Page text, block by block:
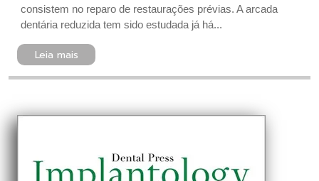
consistem no reparo de restaurações prévias. A arcada
dentária reduzida tem sido estudada já há...
Leia mais